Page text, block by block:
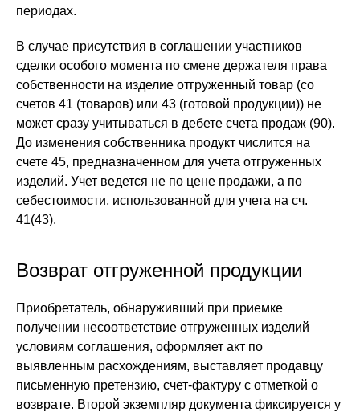
периодах.
В случае присутствия в соглашении участников
сделки особого момента по смене держателя права
собственности на изделие отгруженный товар (со
счетов 41 (товаров) или 43 (готовой продукции)) не
может сразу учитываться в дебете счета продаж (90).
До изменения собственника продукт числится на
счете 45, предназначенном для учета отгруженных
изделий. Учет ведется не по цене продажи, а по
себестоимости, использованной для учета на сч.
41(43).
Возврат отгруженной продукции
Приобретатель, обнаруживший при приемке
получении несоответствие отгруженных изделий
условиям соглашения, оформляет акт по
выявленным расхождениям, выставляет продавцу
письменную претензию, счет-фактуру с отметкой о
возврате. Второй экземпляр документа фиксируется у